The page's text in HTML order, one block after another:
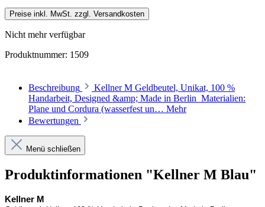
Preise inkl. MwSt. zzgl. Versandkosten
Nicht mehr verfügbar
Produktnummer: 1509
Beschreibung
Kellner M Geldbeutel, Unikat, 100 %
Handarbeit, Designed &amp; Made in Berlin Materialien:
Plane und Cordura (wasserfest un… Mehr
Bewertungen
Menü schließen
Produktinformationen "Kellner M Blau"
Kellner M